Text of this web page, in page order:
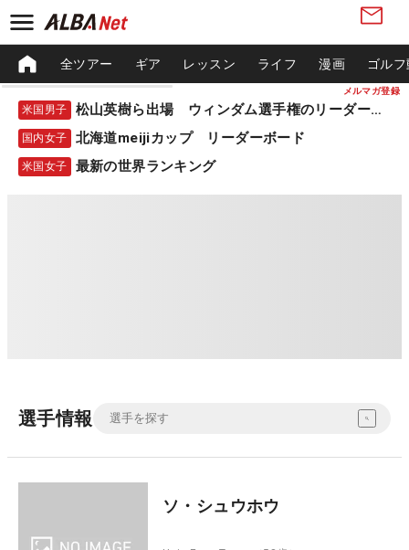
メルマガ登録
全ツアー ギア レッスン ライフ 漫画 ゴル
米国男子 松山英樹ら出場 ウィンダム選手権のリーダーボード
国内女子 北海道meijiカップ リーダーボード
米国女子 最新の世界ランキング
選手情報
ソ・シュウホウ